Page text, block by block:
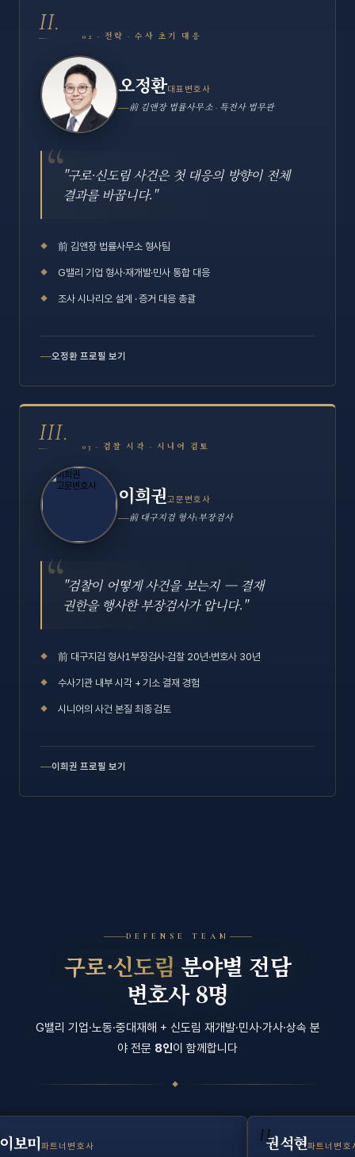
II. 02 · 전략 · 수사 초기 대응
오정환대표변호사
前 김앤장 법률사무소 · 특전사 법무관
"구로·신도림 사건은 첫 대응의 방향이 전체
결과를 바꿉니다."
前 김앤장 법률사무소 형사팀
G밸리 기업 형사·재개발·민사 통합 대응
조사 시나리오 설계 · 증거 대응 총괄
오정환 프로필 보기
III. 03 · 검찰 시각 · 시니어 검토
이희권고문변호사
前 대구지검 형사1부장검사
"검찰이 어떻게 사건을 보는지 — 결재
권한을 행사한 부장검사가 압니다."
前 대구지검 형사1부장검사·검찰 20년·변호사 30년
수사기관 내부 시각 + 기소 결재 경험
시니어의 사건 본질 최종 검토
이희권 프로필 보기
DEFENSE TEAM
구로·신도림 분야별 전담
변호사 8명
G밸리 기업·노동·중대재해 + 신도림 재개발·민사·가사·상속 분
야 전문 8인이 함께합니다
◆
이보미파트너변호사
II.
노동·형사 분쟁 통
권석현파트너변호